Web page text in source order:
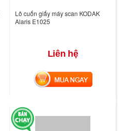
Lô cuốn giấy máy scan KODAK
Alaris E1025
Liên hệ
MUA NGAY